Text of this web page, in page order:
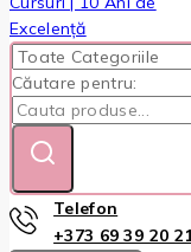
Căutare pentru:
Telefon
+373 69 39 20